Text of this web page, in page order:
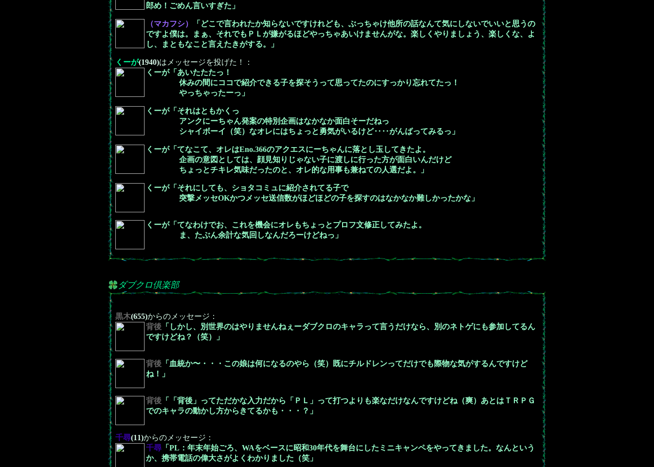
郎め！ごめん言いすぎた」
（マカフシ）
「どこで言われたか知らないですけれども、ぶっちゃけ他所の話なんて気にしないでいいと思うの
ですよ僕は。まぁ、それでもＰＬが嫌がるほどやっちゃあいけませんがな。楽しくやりましょう、楽しくな、よ
し、まともなこと言えたきがする。」
くーが(1940)はメッセージを投げた！：
くーが「あいたたたっ！
休みの間にココで紹介できる子を探そうって思ってたのにすっかり忘れてたっ！
やっちゃったーっ」
くーが「それはともかくっ
アンクにーちゃん発案の特別企画はなかなか面白そーだねっ
シャイボーイ（笑）なオレにはちょっと勇気がいるけど‥‥がんばってみるっ」
くーが「てなこて、オレはEno.366のアクエスにーちゃんに落とし玉してきたよ。
企画の意図としては、顔見知りじゃない子に渡しに行った方が面白いんだけど
ちょっとチキレ気味だったのと、オレ的な用事も兼ねての人選だよ。」
くーが「それにしても、ショタコミュに紹介されてる子で
突撃メッセOKかつメッセ送信数がほどほどの子を探すのはなかなか難しかったかな」
くーが「てなわけでお、これを機会にオレもちょっとプロフ文修正してみたよ。
ま、たぶん余計な気回しなんだろーけどねっ」
ダブクロ倶楽部
黒木(655)からのメッセージ：
背後 「しかし、別世界のはやりませんねぇーダブクロのキャラって言うだけなら、別のネトゲにも参加してるん
ですけどね？（笑）」
背後 「血統か〜・・・この娘は何になるのやら（笑）既にチルドレンってだけでも際物な気がするんですけど
ね！」
背後 「「背後」ってただかな入力だから「ＰＬ」って打つよりも楽なだけなんですけどね（爽）あとはＴＲＰＧ
でのキャラの動かし方からきてるかも・・・？」
千尋(11)からのメッセージ：
千尋 「PL：年末年始ごろ、WAをベースに昭和30年代を舞台にしたミニキャンペをやってきました。なんという
か、携帯電話の偉大さがよくわかりました（笑」